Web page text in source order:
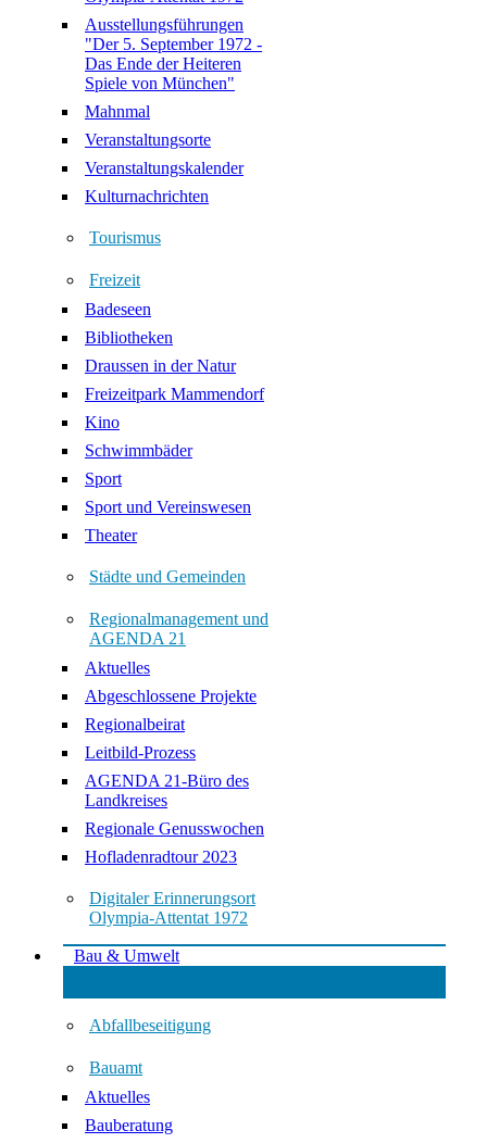
Ausstellungsführungen
"Der 5. September 1972 -
Das Ende der Heiteren
Spiele von München"
Mahnmal
Veranstaltungsorte
Veranstaltungskalender
Kulturnachrichten
Tourismus
Freizeit
Badeseen
Bibliotheken
Draussen in der Natur
Freizeitpark Mammendorf
Kino
Schwimmbäder
Sport
Sport und Vereinswesen
Theater
Städte und Gemeinden
Regionalmanagement und
AGENDA 21
Aktuelles
Abgeschlossene Projekte
Regionalbeirat
Leitbild-Prozess
AGENDA 21-Büro des
Landkreises
Regionale Genusswochen
Hofladenradtour 2023
Digitaler Erinnerungsort
Olympia-Attentat 1972
Bau & Umwelt
Abfallbeseitigung
Bauamt
Aktuelles
Bauberatung